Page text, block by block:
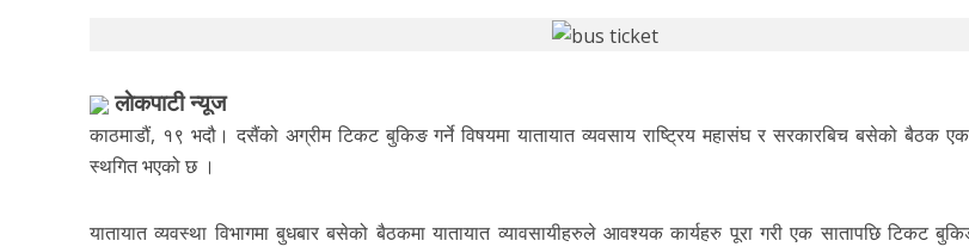
लाेकपाटी न्यूज
काठमाडौं, १९ भदौ। दसैंको अग्रीम टिकट बुकिङ गर्ने विषयमा यातायात व्यवसाय राष्ट्रिय महासंघ र सरकारबिच बसेको बैठक एक
स्थगित भएको छ ।
यातायात व्यवस्था विभागमा बुधबार बसेको बैठकमा यातायात व्यावसायीहरुले आवश्यक कार्यहरु पूरा गरी एक सातापछि टिकट